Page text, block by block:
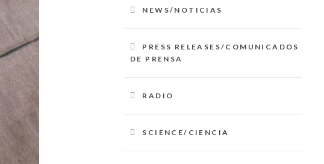
NEWS/NOTICIAS
PRESS RELEASES/COMUNICADOS
DE PRENSA
RADIO
SCIENCE/CIENCIA